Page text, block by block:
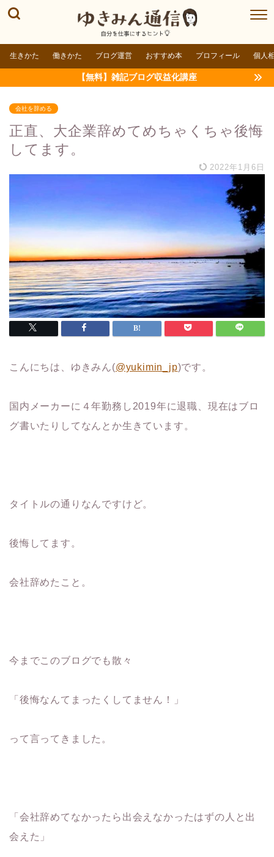
生きかた 働きかた ブログ運営 おすすめ本 プロフィール 個人
【無料】雑記ブログ収益化講座
会社を辞める
正直、大企業辞めてめちゃくちゃ後悔
してます。
2022年1月6日
こんにちは、ゆきみん(@yukimin_jp)です。
国内メーカーに４年勤務し2019年に退職、現在はブロ
グ書いたりしてなんとか生きています。
タイトルの通りなんですけど。
後悔してます。
会社辞めたこと。
今までこのブログでも散々
「後悔なんてまったくしてません！」
って言ってきました。
「会社辞めてなかったら出会えなかったはずの人と出
会えた」